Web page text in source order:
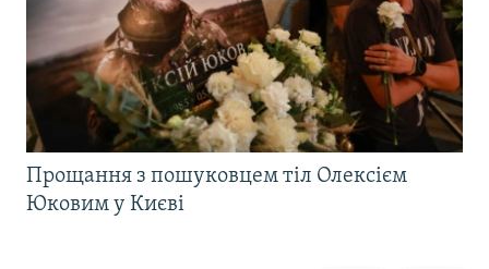
Прощання з пошуковцем тіл Олексієм
Юковим у Києві